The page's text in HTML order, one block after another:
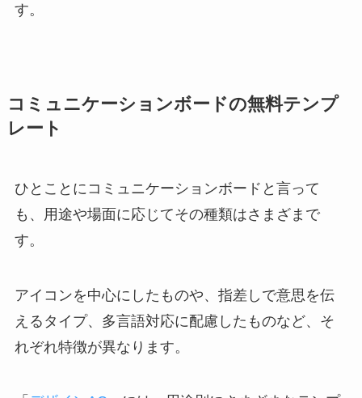
す。
コミュニケーションボードの無料テンプ
レート
ひとことにコミュニケーションボードと言って
も、用途や場面に応じてその種類はさまざまで
す。
アイコンを中心にしたものや、指差しで意思を伝
えるタイプ、多言語対応に配慮したものなど、そ
れぞれ特徴が異なります。